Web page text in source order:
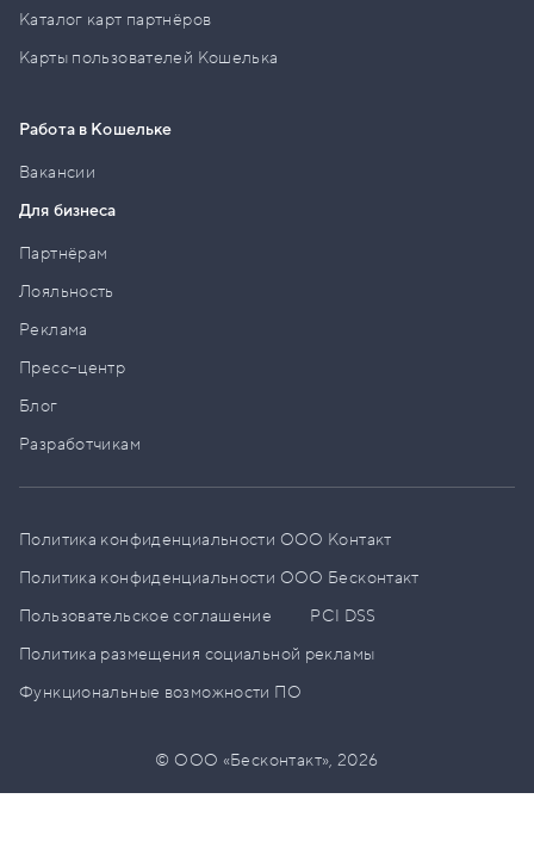
Каталог карт партнёров
Карты пользователей Кошелька
Работа в Кошельке
Вакансии
Для бизнеса
Партнёрам
Лояльность
Реклама
Пресс–центр
Блог
Разработчикам
Политика конфиденциальности ООО Контакт
Политика конфиденциальности ООО Бесконтакт
Пользовательское соглашение
PCI DSS
Политика размещения социальной рекламы
Функциональные возможности ПО
© ООО «Бесконтакт»,2026